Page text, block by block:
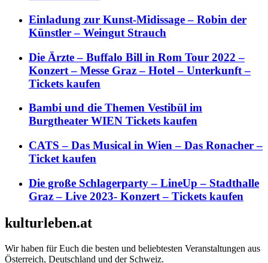
Einladung zur Kunst-Midissage – Robin der
Künstler – Weingut Strauch
Die Ärzte – Buffalo Bill in Rom Tour 2022 –
Konzert – Messe Graz – Hotel – Unterkunft –
Tickets kaufen
Bambi und die Themen Vestibül im
Burgtheater WIEN Tickets kaufen
CATS – Das Musical in Wien – Das Ronacher –
Ticket kaufen
Die große Schlagerparty – LineUp – Stadthalle
Graz – Live 2023- Konzert – Tickets kaufen
kulturleben.at
Wir haben für Euch die besten und beliebtesten Veranstaltungen aus
Österreich, Deutschland und der Schweiz.